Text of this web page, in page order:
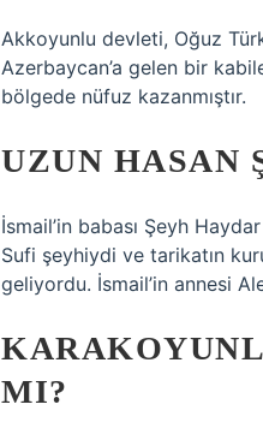
Akkoyunlu devleti, Oğuz
Azerbaycan’a gelen bir
bölgede nüfuz kazanmıştır.
UZUN HASAN
İsmail’in babası Şeyh
Sufi şeyhiydi ve tarikatın
geliyordu. İsmail’in annesi
MI?